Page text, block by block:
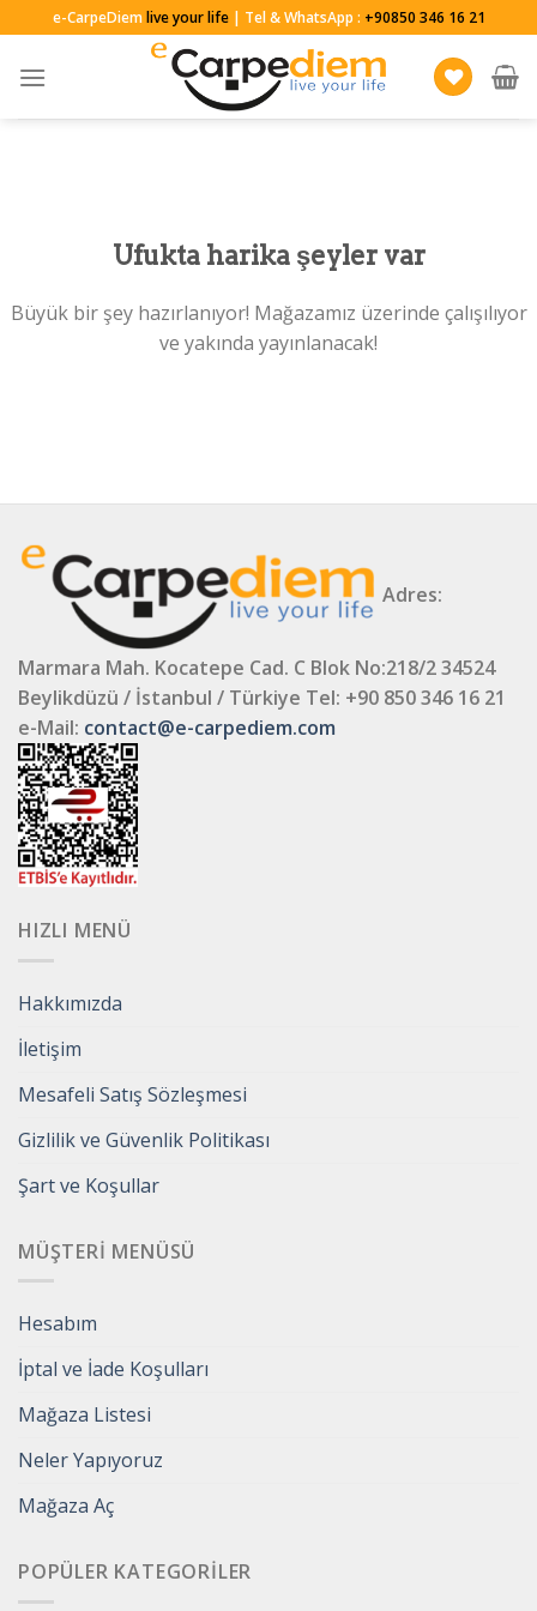
to
content
e-CarpeDiemlive your life| Tel & WhatsApp : +90850 346 16 21
Ufukta harika şeyler var
Büyük bir şey hazırlanıyor! Mağazamız üzerinde çalışılıyor
ve yakında yayınlanacak!
Adres:
Marmara Mah. Kocatepe Cad. C Blok No:218/2 34524
Beylikdüzü / İstanbul / Türkiye Tel: +90 850 346 16 21
e-Mail: contact@e-carpediem.com
HIZLI MENÜ
Hakkımızda
İletişim
Mesafeli Satış Sözleşmesi
Gizlilik ve Güvenlik Politikası
Şart ve Koşullar
MÜŞTERI MENÜSÜ
Hesabım
İptal ve İade Koşulları
Mağaza Listesi
Neler Yapıyoruz
Mağaza Aç
POPÜLER KATEGORILER